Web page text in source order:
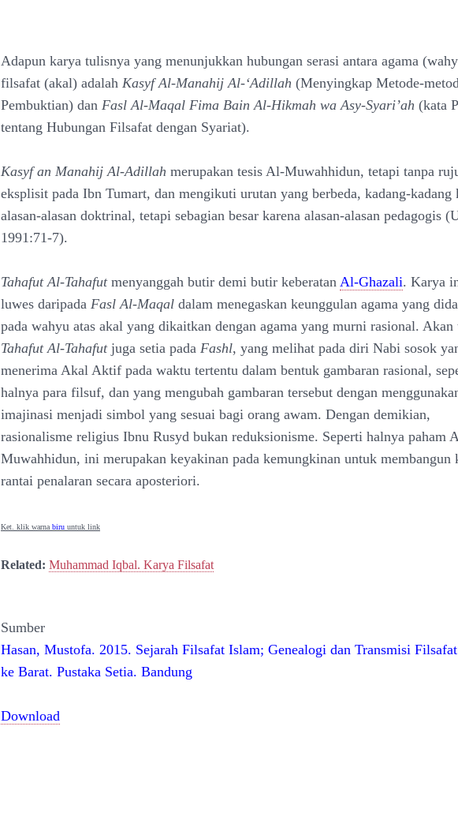
Adapun karya tulisnya yang menunjukkan hubungan serasi antara agama
filsafat (akal) adalah Kasyf Al-Manahij Al-‘Adillah (Menyingkap Metode-
Pembuktian) dan Fasl Al-Maqal Fima Bain Al-Hikmah wa Asy-Syari’ah (kata
tentang Hubungan Filsafat dengan Syariat).
Kasyf an Manahij Al-Adillah merupakan tesis Al-Muwahhidun, tetapi tanpa
eksplisit pada Ibn Tumart, dan mengikuti urutan yang berbeda, kadang-kadang
alasan-alasan doktrinal, tetapi sebagian besar karena alasan-alasan pedagogis
1991:71-7).
Tahafut Al-Tahafutmenyanggah butir demi butir keberatan Al-Ghazali. Karya
luwes daripada Fasl Al-Maqal dalam menegaskan keunggulan agama yang
pada wahyu atas akal yang dikaitkan dengan agama yang murni rasional. Akan
Tahafut Al-Tahafutjuga setia pada Fashl, yang melihat pada diri Nabi sosok
menerima Akal Aktif pada waktu tertentu dalam bentuk gambaran rasional,
halnya para filsuf, dan yang mengubah gambaran tersebut dengan
imajinasi menjadi simbol yang sesuai bagi orang awam. Dengan demikian,
rasionalisme religius Ibnu Rusyd bukan reduksionisme. Seperti halnya paham
Muwahhidun, ini merupakan keyakinan pada kemungkinan untuk membangun
rantai penalaran secara aposteriori.
Ket. klik warna biru untuk link
Related: Muhammad Iqbal. Karya Filsafat
Sumber
Hasan, Mustofa. 2015. Sejarah Filsafat Islam; Genealogi dan Transmisi
ke Barat. Pustaka Setia. Bandung
Download